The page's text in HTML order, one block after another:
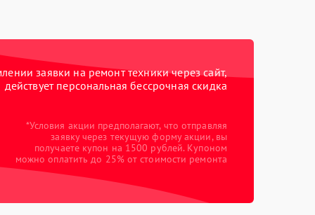
заявки на ремонт техники через сайт,
действует персональная бессрочная скидка
*Условия акции предполагают, что отправляя
заявку через текущую форму акции, вы
получаете купон на 1500 рублей. Купоном
можно оплатить до 25% от стоимости ремонта